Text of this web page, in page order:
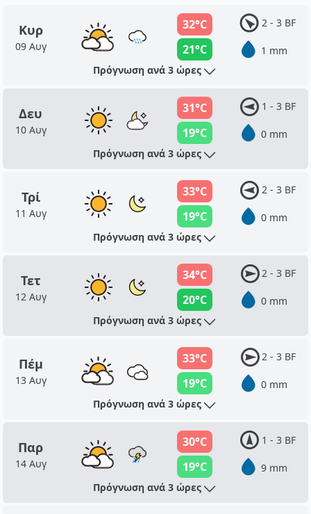
Κυρ
09 Αυγ
32°C
21°C
2 - 3 BF
1 mm
Πρόγνωση ανά 3 ώρες
Δευ
10 Αυγ
31°C
19°C
1 - 3 BF
0 mm
Πρόγνωση ανά 3 ώρες
Τρί
11 Αυγ
33°C
19°C
2 - 3 BF
0 mm
Πρόγνωση ανά 3 ώρες
Τετ
12 Αυγ
34°C
20°C
2 - 3 BF
0 mm
Πρόγνωση ανά 3 ώρες
Πέμ
13 Αυγ
33°C
19°C
2 - 3 BF
0 mm
Πρόγνωση ανά 3 ώρες
Παρ
14 Αυγ
30°C
19°C
1 - 3 BF
9 mm
Πρόγνωση ανά 3 ώρες